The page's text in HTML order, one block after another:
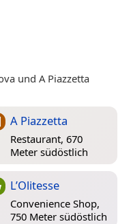
und A Piazzetta
A Piazzetta
Restaurant, 670
Meter südöstlich
L’Olitesse
Convenience Shop,
750 Meter südöstlich